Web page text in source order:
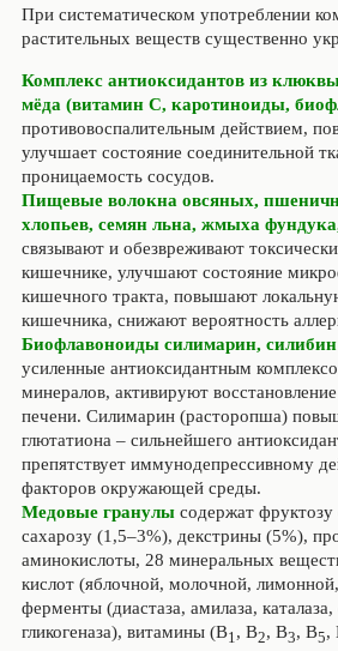
При систематическом употреблении
растительных веществ существенно
Комплекс антиоксидантов из
мёда (витамин С, каротиноиды,
противовоспалительным действием,
улучшает состояние соединительной
проницаемость сосудов.
Пищевые волокна овсяных,
хлопьев, семян льна, жмыха
связывают и обезвреживают
кишечнике, улучшают состояние
кишечного тракта, повышают
кишечника, снижают вероятность
Биофлавоноиды силимарин,
усиленные антиоксидантным
минералов, активируют
печени. Силимарин (расторопша)
глютатиона – сильнейшего
препятствует иммунодепрессивному
факторов окружающей среды.
Медовые гранулысодержат фруктозу
сахарозу (1,5–3%), декстрины (5%),
аминокислоты, 28 минеральных
кислот (яблочной, молочной,
ферменты (диастаза, амилаза,
гликогеназа), витамины (В1, В2, В3, В5,